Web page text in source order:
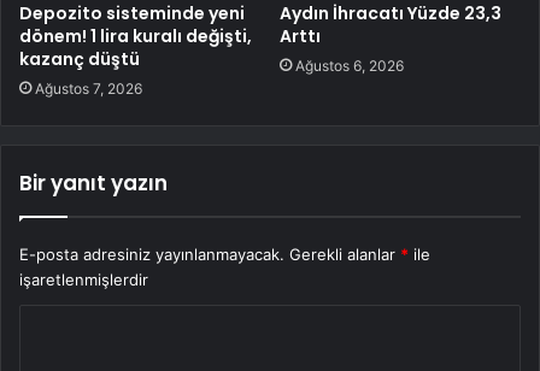
Depozito sisteminde yeni
dönem! 1 lira kuralı değişti,
kazanç düştü
Ağustos 7, 2026
Aydın İhracatı Yüzde 23,3
Arttı
Ağustos 6, 2026
Bir yanıt yazın
E-posta adresiniz yayınlanmayacak. Gerekli alanlar * ile
işaretlenmişlerdir